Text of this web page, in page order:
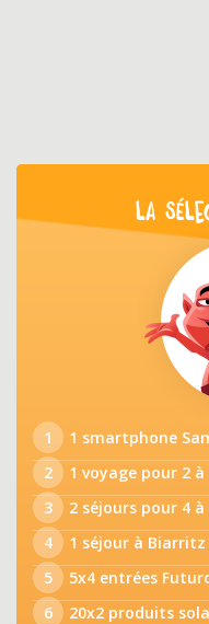
LA
1
1 smartphone
2
1 voyage pour 2 à
3
2 séjours pour 4
4
1 séjour à Biarritz
5
5x4 entrées
6
20x2 produits